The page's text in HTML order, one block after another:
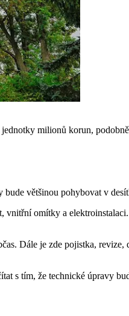
milionů korun,
bude většinou pohybovat v
omítky a
Dále je zde pojistka,
s tím, že technické úpravy